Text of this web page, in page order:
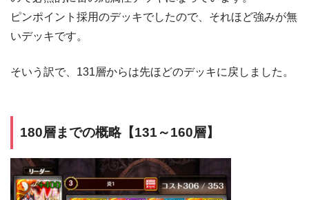
ピンポイント採用のデッキでしたので、それほど強みが無
いデッキです。
そいう訳で、131層からは先ほどのデッキに戻しました。
180層までの概略【131～160層】